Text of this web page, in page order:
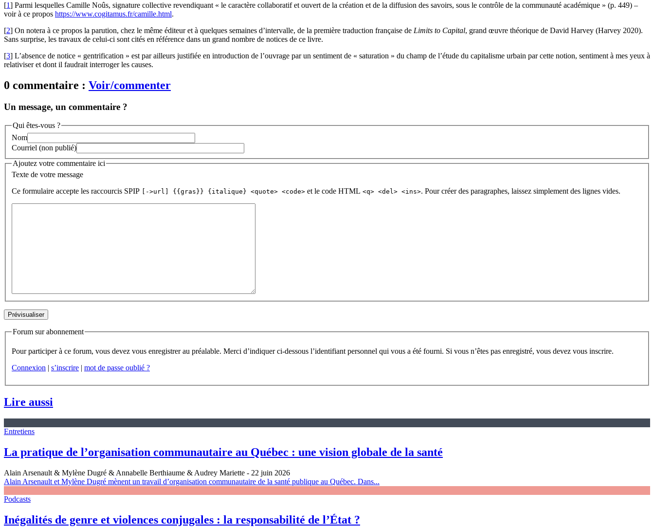
[1] Parmi lesquelles Camille Noûs, signature collective revendiquant « le caractère collaboratif et ouvert de la création et de la diffusion des savoirs, sous le contrôle de la communauté académique » (p. 449) –
voir à ce propos https://www.cogitamus.fr/camille.html.
[2] On notera à ce propos la parution, chez le même éditeur et à quelques semaines d’intervalle, de la première traduction française de Limits to Capital, grand œuvre théorique de David Harvey (Harvey 2020).
Sans surprise, les travaux de celui-ci sont cités en référence dans un grand nombre de notices de ce livre.
[3] L’absence de notice « gentrification » est par ailleurs justifiée en introduction de l’ouvrage par un sentiment de « saturation » du champ de l’étude du capitalisme urbain par cette notion, sentiment à mes yeux à
relativiser et dont il faudrait interroger les causes.
0 commentaire : Voir/commenter
Un message, un commentaire ?
Qui êtes-vous ?
Nom
Courriel (non publié)
Ajoutez votre commentaire ici
Texte de votre message
Ce formulaire accepte les raccourcis SPIP
[->url] {{gras}} {italique} <quote> <code> et le code HTML <q> <del> <ins>. Pour créer des paragraphes, laissez simplement des lignes vides.
Forum sur abonnement
Pour participer à ce forum, vous devez vous enregistrer au préalable. Merci d’indiquer ci-dessous l’identifiant personnel qui vous a été fourni. Si vous n’êtes pas enregistré, vous devez vous inscrire.
Connexion | s’inscrire | mot de passe oublié ?
Lire aussi
Entretiens
La pratique de l’organisation communautaire au Québec : une vision globale de la santé
Alain Arsenault & Mylène Dugré & Annabelle Berthiaume & Audrey Mariette - 22 juin 2026
Alain Arsenault et Mylène Dugré mènent un travail d’organisation communautaire de la santé publique au Québec. Dans...
Podcasts
Inégalités de genre et violences conjugales : la responsabilité de l’État ?